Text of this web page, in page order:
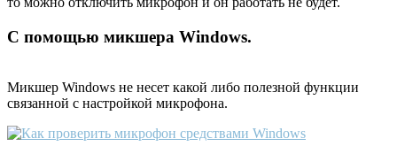
С помощью микшера Windows.
Микшер Windows не несет какой либо полезной функции
связанной с настройкой микрофона.